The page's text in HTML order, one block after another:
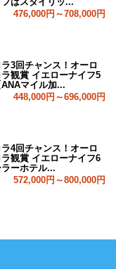
476,000円～708,000円
3回チャンス！オーロ
観賞 イエローナイフ5
マイル加...
448,000円～696,000円
4回チャンス！オーロ
観賞 イエローナイフ6
ーホテル...
572,000円～800,000円